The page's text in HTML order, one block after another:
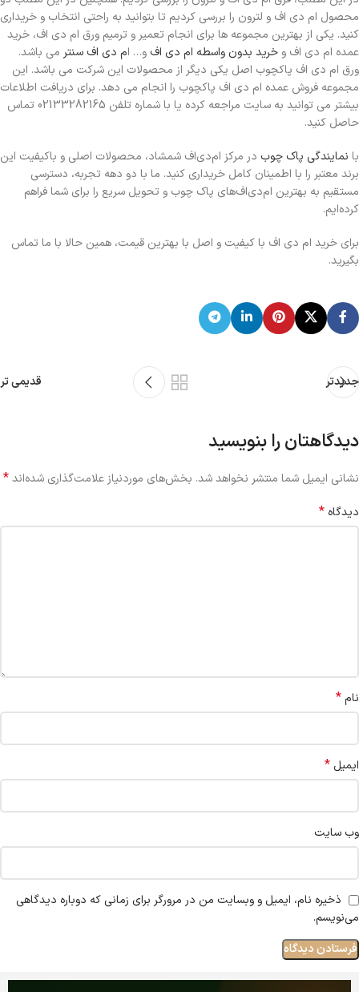
محصول ام دی اف و لترون را بررسی کردیم تا بتوانید به راحتی انتخاب و خریداری
کنید. یکی از بهترین مجموعه ها برای انجام تعمیر و ترمیم ورق ام دی اف، خرید
عمده ام دی اف و خرید بدون واسطه ام دی اف و… ام دی اف سنتر می باشد.
ورق ام دی اف پاکچوب اصل یکی دیگر از محصولات این شرکت می باشد. این
مجموعه فروش عمده ام دی اف پاکچوب را انجام می دهد. برای دریافت اطلاعات
بیشتر می توانید به سایت مراجعه کرده یا با شماره تلفن 02133282165 تماس
حاصل کنید.
با نمایندگی پاک چوب در مرکز ام‌دی‌اف شمشاد، محصولات اصلی و باکیفیت این
برند معتبر را با اطمینان کامل خریداری کنید. ما با دو دهه تجربه، دسترسی
مستقیم به بهترین ام‌دی‌اف‌های پاک چوب و تحویل سریع را برای شما فراهم
کرده‌ایم.
برای خرید ام دی اف با کیفیت و اصل با بهترین قیمت، همین حالا با ما تماس
بگیرید.
جدیدتر قدیمی تر
دیدگاهتان را بنویسید
نشانی ایمیل شما منتشر نخواهد شد. بخش‌های موردنیاز علامت‌گذاری شده‌اند*
دیدگاه *
نام*
ایمیل *
وب‌ سایت
ذخیره نام، ایمیل و وبسایت من در مرورگر برای زمانی که دوباره دیدگاهی
می‌نویسم.